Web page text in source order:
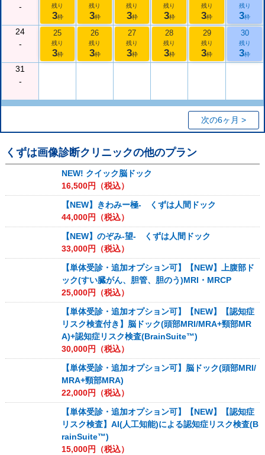
- 残り
3枠
残り
3枠
残り
3枠
残り
3枠
残り
3枠
残り
3枠
24
-
25
残り
3枠
26
残り
3枠
27
残り
3枠
28
残り
3枠
29
残り
3枠
30
残り
3枠
31
-
次の6ヶ月 >
くずは画像診断クリニックの他のプラン
NEW! クイック脳ドック
16,500円（税込）
【NEW】きわみー極- くずは人間ドック
44,000円（税込）
【NEW】のぞみ-望- くずは人間ドック
33,000円（税込）
【単体受診・追加オプション可】【NEW】上腹部ド
ック(すい臓がん、胆管、胆のう)MRI・MRCP
25,000円（税込）
【単体受診・追加オプション可】【NEW】【認知症
リスク検査付き】脳ドック(頭部MRI/MRA+頸部MR
A)+認知症リスク検査(BrainSuite™)
30,000円（税込）
【単体受診・追加オプション可】脳ドック(頭部MRI/
MRA+頸部MRA)
22,000円（税込）
【単体受診・追加オプション可】【NEW】【認知症
リスク検査】AI(人工知能)による認知症リスク検査(B
rainSuite™)
15,000円（税込）